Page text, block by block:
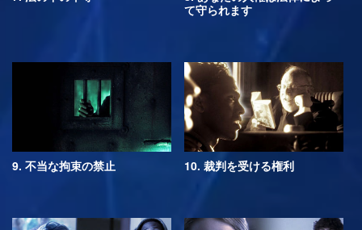
て守られます
9. 不当な拘束の禁止 10. 裁判を受ける権利